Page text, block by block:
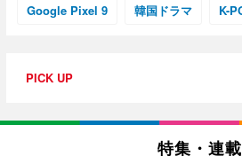
Google Pixel 9 韓国ドラマ K-
PICK UP
特集・連載